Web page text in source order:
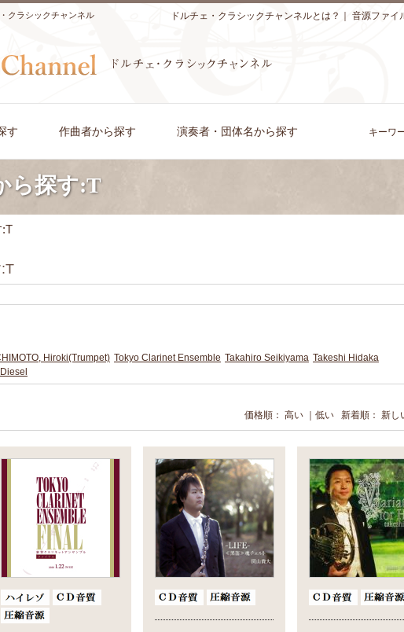
クラシックチャンネル 音源ファイ
ドルチェ・クラシックチャンネルとは？
す 作曲者から探す 演奏者・団体名から探す キーワ
ら探す:T
Hiroki(Trumpet) Tokyo Clarinet Ensemble Takahiro Seikiyama Takeshi Hidaka
価格順： 高い 低い 新着順： 新し